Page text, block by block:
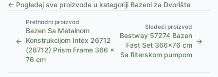
← Pogledaj sve proizvode u kategoriji Bazeni za Dvorište
←
Prethodni proizvod
Bazen Sa Metalnom
Konstrukcijom Intex 26712
(28712) Prism Frame 366 x
76 cm
Sledeći proizvod
Bestway 57274 Bazen
Fast Set 366x76 cm
Sa filterskom pumpom
→